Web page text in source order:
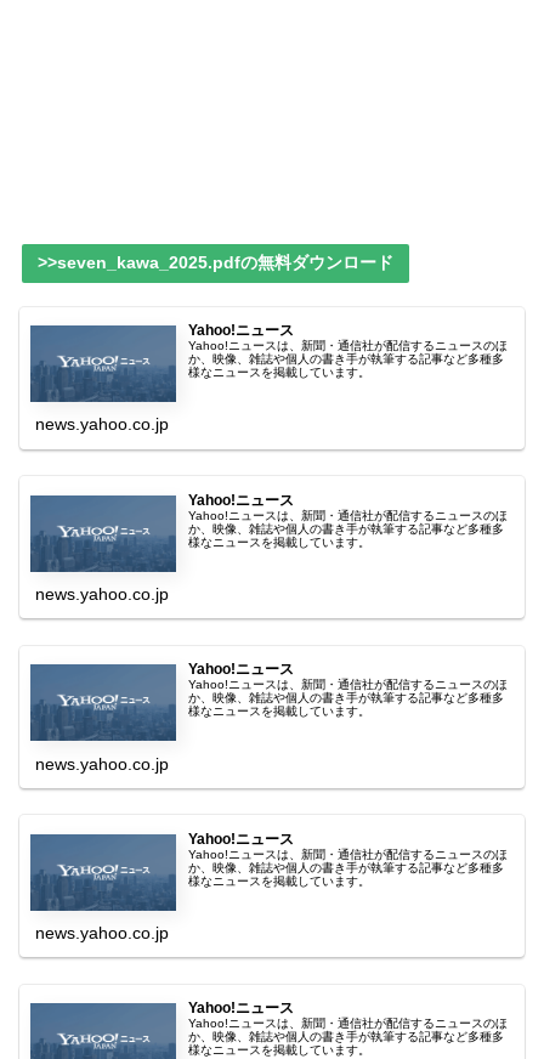
>>seven_kawa_2025.pdfの無料ダウンロード
Yahoo!ニュース
Yahoo!ニュースは、新聞・通信社が配信するニュースのほ
か、映像、雑誌や個人の書き手が執筆する記事など多種多
様なニュースを掲載しています。
news.yahoo.co.jp
Yahoo!ニュース
Yahoo!ニュースは、新聞・通信社が配信するニュースのほ
か、映像、雑誌や個人の書き手が執筆する記事など多種多
様なニュースを掲載しています。
news.yahoo.co.jp
Yahoo!ニュース
Yahoo!ニュースは、新聞・通信社が配信するニュースのほ
か、映像、雑誌や個人の書き手が執筆する記事など多種多
様なニュースを掲載しています。
news.yahoo.co.jp
Yahoo!ニュース
Yahoo!ニュースは、新聞・通信社が配信するニュースのほ
か、映像、雑誌や個人の書き手が執筆する記事など多種多
様なニュースを掲載しています。
news.yahoo.co.jp
Yahoo!ニュース
Yahoo!ニュースは、新聞・通信社が配信するニュースのほ
か、映像、雑誌や個人の書き手が執筆する記事など多種多
様なニュースを掲載しています。